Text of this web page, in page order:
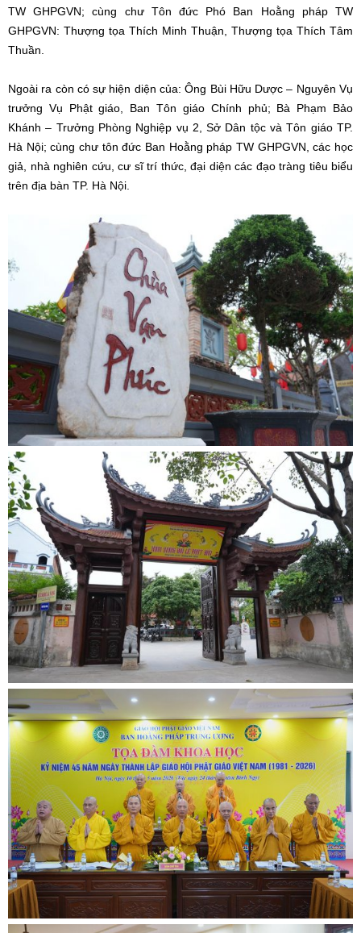
TW GHPGVN; cùng chư Tôn đức Phó Ban Hoằng pháp TW
GHPGVN: Thượng tọa Thích Minh Thuận, Thượng tọa Thích Tâm
Thuần.
Ngoài ra còn có sự hiện diện của: Ông Bùi Hữu Dược – Nguyên Vụ
trưởng Vụ Phật giáo, Ban Tôn giáo Chính phủ; Bà Phạm Bảo
Khánh – Trưởng Phòng Nghiệp vụ 2, Sở Dân tộc và Tôn giáo TP.
Hà Nội; cùng chư tôn đức Ban Hoằng pháp TW GHPGVN, các học
giả, nhà nghiên cứu, cư sĩ trí thức, đại diện các đạo tràng tiêu biểu
trên địa bàn TP. Hà Nội.